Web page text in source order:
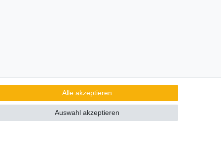
Alle akzeptieren
Auswahl akzeptieren